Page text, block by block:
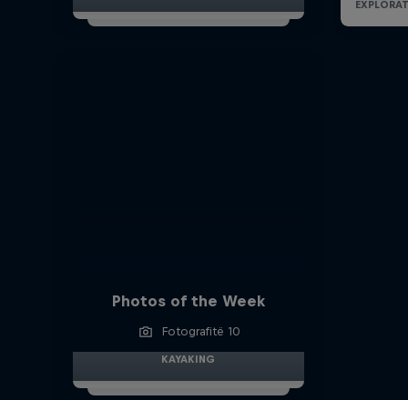
Photos of the Week
Fotografitë 10
KAYAKING